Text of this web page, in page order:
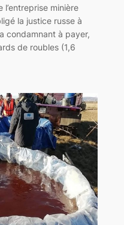
l’entreprise minière
la justice russe à
condamnant à payer,
de roubles (1,6